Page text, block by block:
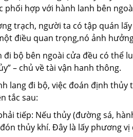
phối hợp với hành lanh bên
người ta có tập quán lấy
điều quan trọng,nó ảnh
bên ngoài cửa đều có thể
– chủ về tài vận hanh thông.
lang đi bộ, việc đoán định
tắc sau:
tiếp: Nếu thủy (đường sá,
thủy khí. Đây là lấy phương